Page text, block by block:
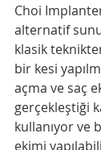
Choi
alternatif
klasik
bir kesi
açma ve saç
gerçekleştiği
kullanıyor ve
ekimi